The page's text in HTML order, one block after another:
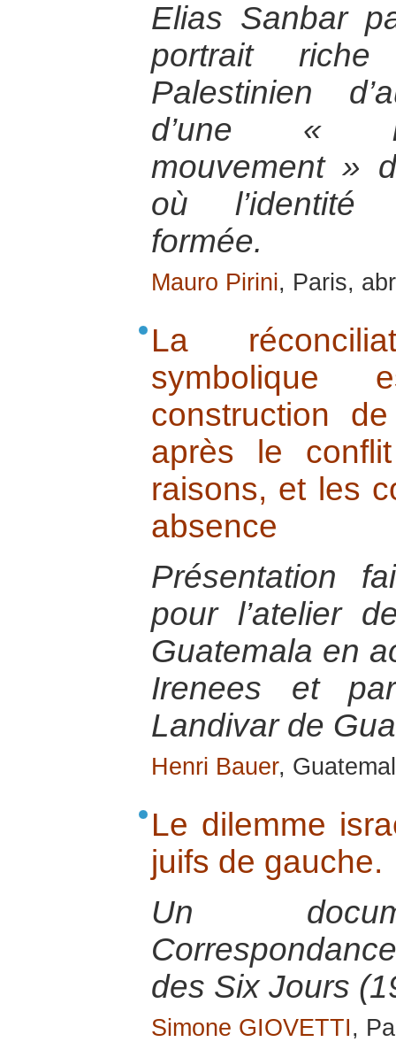
Elias Sanbar
portrait
Palestinien
d’une «
mouvement »
où l’identité
formée.
Mauro Pirini, Paris,
La
symbolique
construction
après le
raisons, et les
absence
Présentation
pour l’atelier
Guatemala en
Irenees et
Landivar de
Henri Bauer,
Le dilemme
juifs de gauche.
Un
des Six Jours
Simone GIOVETTI,